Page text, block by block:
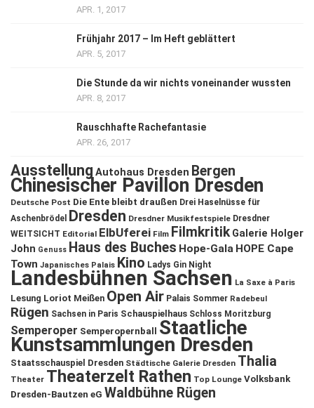
APR. 1, 2017
Frühjahr 2017 – Im Heft geblättert
APR. 5, 2017
Die Stunde da wir nichts voneinander wussten
APR. 8, 2017
Rauschhafte Rachefantasie
APR. 26, 2017
Ausstellung Autohaus Dresden Bergen
Chinesischer Pavillon Dresden
Deutsche Post Die Ente bleibt draußen Drei Haselnüsse für
Aschenbrödel
Dresden Dresdner Musikfestspiele Dresdner
WEITSICHT Editorial ElbUferei Film Filmkritik Galerie Holger
John Genuss Haus des Buches Hope-Gala HOPE Cape
Town Japanisches Palais Kino Ladys Gin Night
Landesbühnen Sachsen La Saxe à Paris
Lesung Loriot Meißen Open Air Palais Sommer Radebeul
Rügen Sachsen in Paris Schauspielhaus Schloss Moritzburg
Semperoper Semperopernball Staatliche
Kunstsammlungen Dresden
Staatsschauspiel Dresden Städtische Galerie Dresden Thalia
Theater Theaterzelt Rathen Top Lounge Volksbank
Dresden-Bautzen eG Waldbühne Rügen